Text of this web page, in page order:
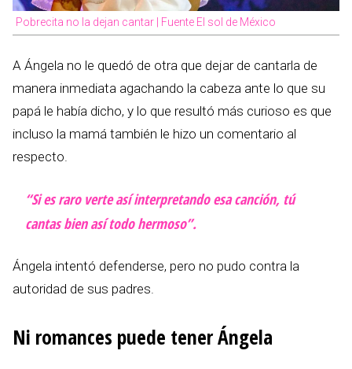
Pobrecita no la dejan cantar | Fuente El sol de México
A Ángela no le quedó de otra que dejar de cantarla de
manera inmediata agachando la cabeza ante lo que su
papá le había dicho, y lo que resultó más curioso es que
incluso la mamá también le hizo un comentario al
respecto.
“Si es raro verte así interpretando esa canción, tú
cantas bien así todo hermoso”.
Ángela intentó defenderse, pero no pudo contra la
autoridad de sus padres.
Ni romances puede tener Ángela